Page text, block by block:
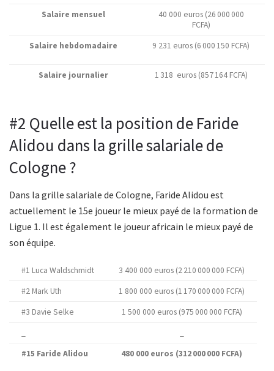
Salaire mensuel
40 000 euros (26 000 000
FCFA)
Salaire hebdomadaire
9 231 euros (6 000 150 FCFA)
Salaire journalier 1 318 euros (857 164 FCFA)
#2 Quelle est la position de Faride
Alidou dans la grille salariale de
Cologne ?
Dans la grille salariale de Cologne, Faride Alidou est
actuellement le 15e joueur le mieux payé de la formation de
Ligue 1. Il est également le joueur africain le mieux payé de
son équipe.
#1 Luca Waldschmidt
3 400 000 euros (2 210 000 000 FCFA)
#2 Mark Uth
1 800 000 euros (1 170 000 000 FCFA)
#3 Davie Selke
1 500 000 euros (975 000 000 FCFA)
#15 Faride Alidou
480 000 euros (312 000 000 FCFA)